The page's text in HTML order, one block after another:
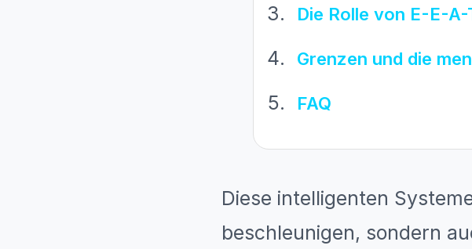
Die Rolle von E-E-
Grenzen und die
FAQ
Diese intelligenten
beschleunigen, sondern